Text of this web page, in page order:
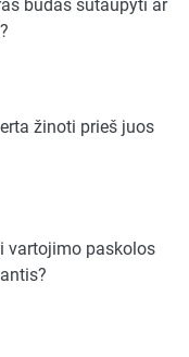
būdas sutaupyti ar
žinoti prieš juos
vartojimo paskolos